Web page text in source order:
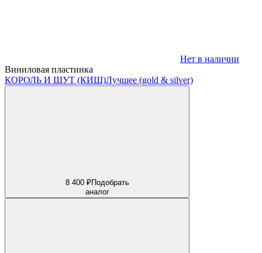
Нет в наличии
Виниловая пластинка
КОРОЛЬ И ШУТ (КИШ)Лучшее (gold & silver)
8 400 ₽Подобрать
аналог